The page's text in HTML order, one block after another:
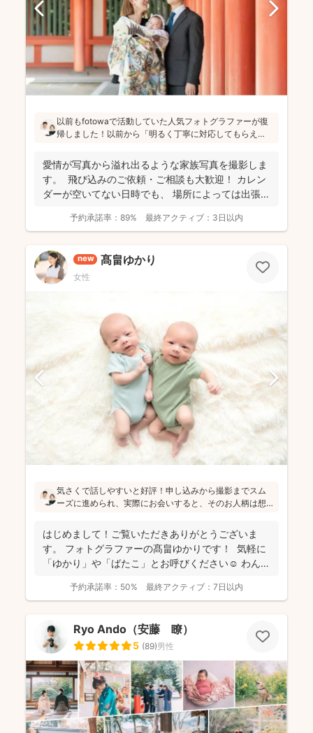
以前もfotowaで活動していた人気フォトグラファーが復
帰しました！以前から「明るく丁寧に対応してもらえ
と好評です♪特にニューボーンフォトは様々な研修を受講
し、クオリティ高いお写真をお届けされています(^^)
愛情が写真から溢れ出るような家族写真を撮影しま
す。 飛び込みのご依頼・ご相談も大歓迎！ カレン
ダーが空いてない日時でも、 場所によっては出張で
予約承諾率： 89% 最終アクティブ： 3日以内
new 髙畠ゆかり
女性
気さくで話しやすいと好評！申し込みから撮影までスム
ーズに進められ、実際にお会いすると、そのお人柄は想
フォトの研修をしっかり受講され、ウェディング業界経
験もあり、赤ちゃんから大人まで安心してお写りいただ
けます♪
はじめまして！ご覧いただきありがとうございま
す。 フォトグラファーの髙畠ゆかりです！ 気軽に
「ゆかり」や「ばたこ」とお呼びください☺︎ わんぱ
予約承諾率： 50% 最終アクティブ： 7日以内
Ryo Ando（安藤 瞭）
5 (89)男性